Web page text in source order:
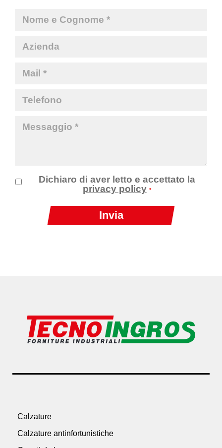
Dichiaro di aver letto e accettato la
privacy policy *
Calzature
Calzature antinfortunistiche